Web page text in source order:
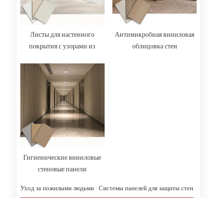
Листы для настенного
покрытия с узорами из
Антимикробная виниловая
облицовка стен
Гигиенические виниловые
стеновые панели
Уход за пожилыми людьми · Системы панелей для защиты стен